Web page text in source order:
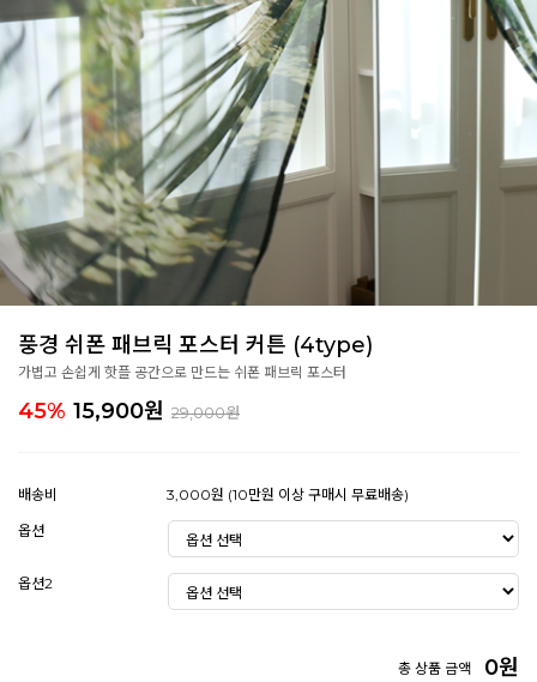
풍경 쉬폰 패브릭 포스터 커튼 (4type)
가볍고 손쉽게 핫플 공간으로 만드는 쉬폰 패브릭 포스터
45% 15,900원 29,000원
배송비
3,000원 (10만원 이상 구매시 무료배송)
옵션
옵션2
총 상품 금액 0원